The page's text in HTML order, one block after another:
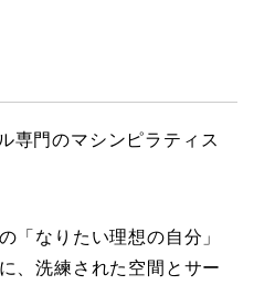
専門のマシンピラティス
「なりたい理想の自分」
、洗練された空間とサー